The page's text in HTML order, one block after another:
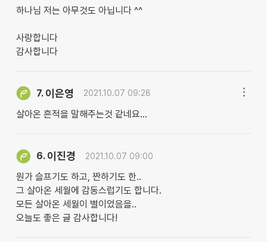
하나님 저는 아무것도 아닙니다 ^^
사랑합니다
감사합니다
7. 이은영 2021.10.07 09:28
살아온 흔적을 말해주는것 같네요...
6. 이진경 2021.10.07 09:00
뭔가 슬프기도 하고, 짠하기도 한..
그 살아온 세월에 감동스럽기도 합니다.
모든 살아온 세월이 별이었음을..
오늘도 좋은 글 감사합니다!